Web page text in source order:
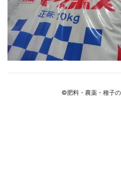
©肥料・農薬・種子